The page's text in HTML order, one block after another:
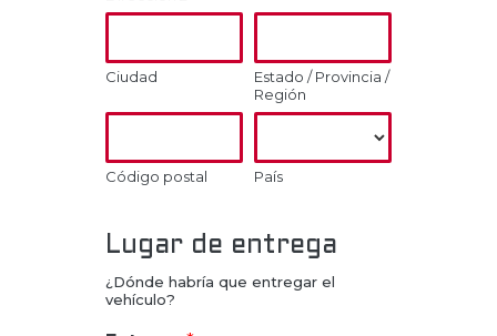
Ciudad
Estado / Provincia /
Región
Código postal País
Lugar de entrega
¿Dónde habría que entregar el
vehículo?